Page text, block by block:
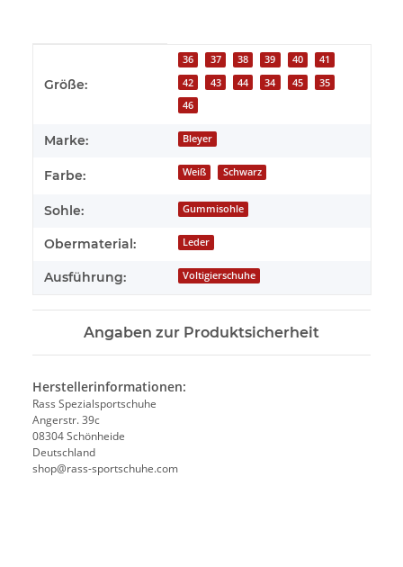
Größe:
36 37 38 39 40
41
42
43 44 34 45
35
46
Marke: Bleyer
Farbe: Weiß Schwarz
Sohle: Gummisohle
Obermaterial: Leder
Ausführung: Voltigierschuhe
Angaben zur Produktsicherheit
Herstellerinformationen:
Rass Spezialsportschuhe
Angerstr. 39c
08304 Schönheide
Deutschland
shop@rass-sportschuhe.com